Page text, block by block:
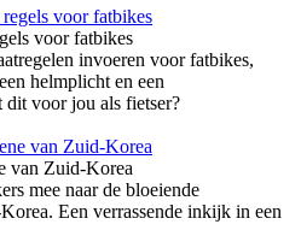
voor fatbikes
invoeren voor fatbikes,
helmplicht en een
voor jou als fietser?
van Zuid-Korea
mee naar de bloeiende
Een verrassende inkijk in een